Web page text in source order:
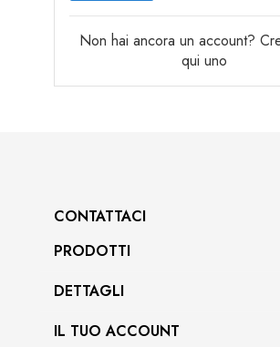
Non hai ancora un account?
qui uno
CONTATTACI
PRODOTTI
DETTAGLI
IL TUO ACCOUNT